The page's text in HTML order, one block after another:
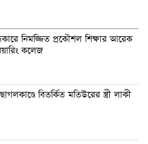
নিমজ্জিত প্রকৌশল শিক্ষার আরেক
কলেজ
বিতর্কিত মতিউরের স্ত্রী লাকী